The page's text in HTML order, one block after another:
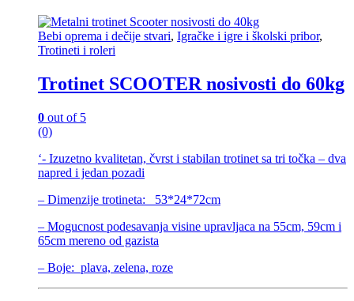
Bebi oprema i dečije stvari, Igračke i igre i školski pribor,
Trotineti i roleri
Trotinet SCOOTER nosivosti do 60kg
0 out of 5
(0)
‘- Izuzetno kvalitetan, čvrst i stabilan trotinet sa tri točka – dva
napred i jedan pozadi
– Dimenzije trotineta: 53*24*72cm
– Mogucnost podesavanja visine upravljaca na 55cm, 59cm i
65cm mereno od gazista
– Boje: plava, zelena, roze